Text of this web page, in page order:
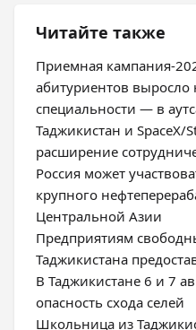
Читайте также
Приемная кампания-
абитуриентов выросло
специальности — в
Таджикистан и SpaceX/
расширение
Россия может
крупного
Центральной Азии
Предприятиям
Таджикистана
В Таджикистане 6 и 7
опасность схода селей
Школьница из